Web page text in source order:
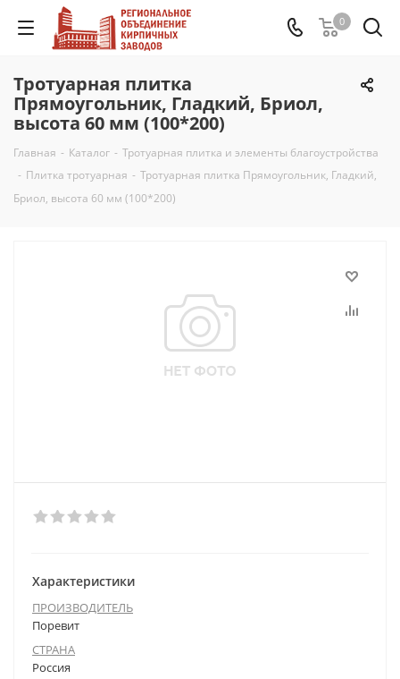
0
Тротуарная плитка
Прямоугольник, Гладкий, Бриол,
высота 60 мм (100*200)
Главная - Каталог - Тротуарная плитка и элементы благоустройства
- Плитка тротуарная - Тротуарная плитка Прямоугольник, Гладкий,
Бриол, высота 60 мм (100*200)
Характеристики
ПРОИЗВОДИТЕЛЬ
Поревит
СТРАНА
Россия